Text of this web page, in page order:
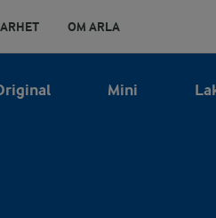
OM ARLA
Mini